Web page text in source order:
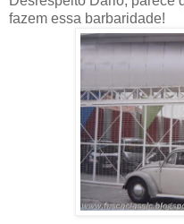
fazem essa barbaridade!